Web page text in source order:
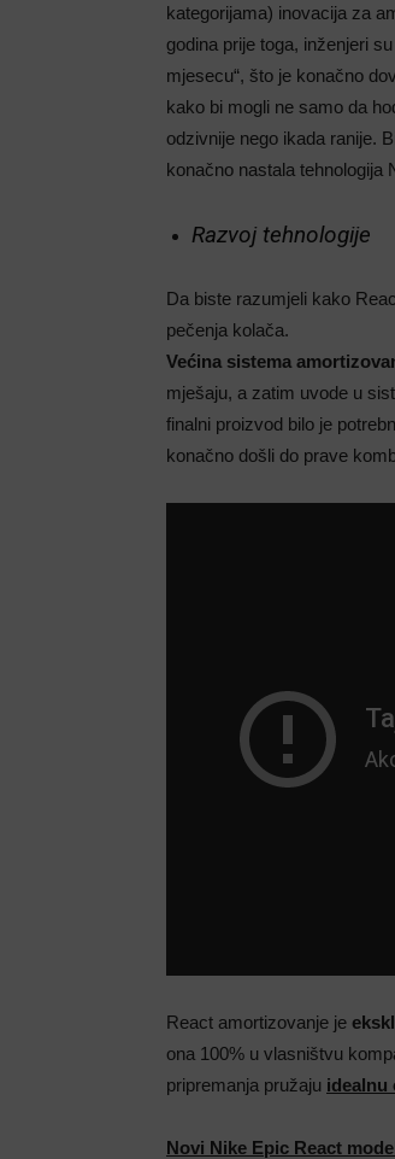
kategorijama) inovacija za
godina prije toga, inženjeri
mjesecu“, što je konačno
kako bi mogli ne samo da
odzivnije nego ikada ranije.
konačno nastala tehnologija
Razvoj tehnologije
Da biste razumjeli kako
pečenja kolača.
Većina sistema
mješaju, a zatim uvode u
finalni proizvod bilo je
konačno došli do prave
React amortizovanje je
ona 100% u vlasništvu
pripremanja pružaju idealnu
Novi Nike Epic React